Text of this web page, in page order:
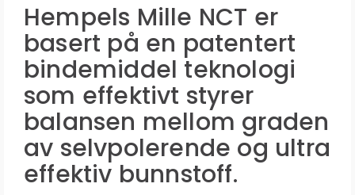
Hempels Mille NCT er
basert på en patentert
bindemiddel teknologi
som effektivt styrer
balansen mellom graden
av selvpolerende og ultra
effektiv bunnstoff.